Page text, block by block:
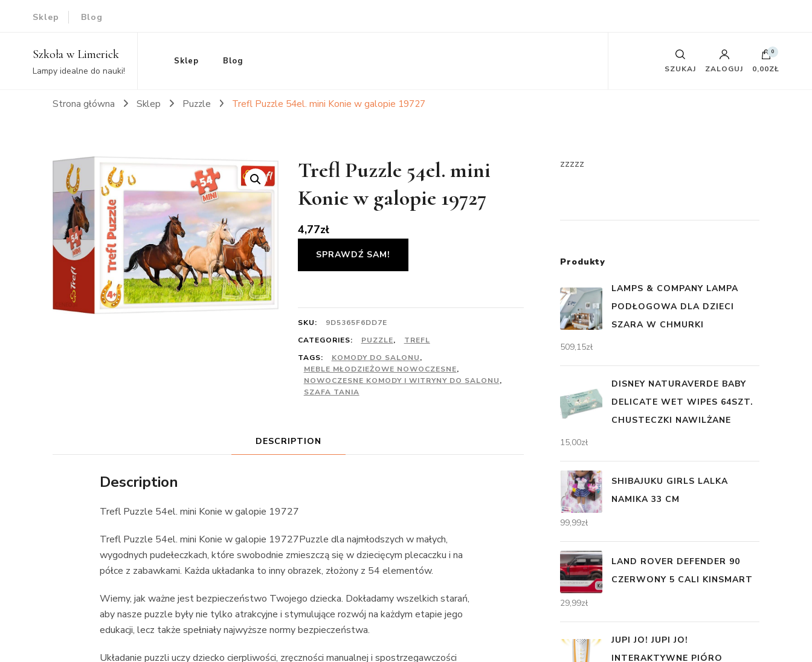
Sklep Blog
Szkoła w Limerick
Lampy idealne do nauki!
Sklep Blog
SZUKAJ ZALOGUJ
0
0,00ZŁ
Strona główna Sklep Puzzle Trefl Puzzle 54el. mini Konie w galopie 19727
Trefl Puzzle 54el. mini
Konie w galopie 19727
4,77zł
SPRAWDŹ SAM!
SKU:
9D5365F6DD7E
CATEGORIES:
PUZZLE,
TREFL
TAGS:
KOMODY DO SALONU,
MEBLE MŁODZIEŻOWE NOWOCZESNE,
NOWOCZESNE KOMODY I WITRYNY DO SALONU,
SZAFA TANIA
DESCRIPTION
Description
Trefl Puzzle 54el. mini Konie w galopie 19727
Trefl Puzzle 54el. mini Konie w galopie 19727Puzzle dla najmłodszych w małych,
wygodnych pudełeczkach, które swobodnie zmieszczą się w dziecięcym plecaczku i na
półce z zabawkami. Każda układanka to inny obrazek, złożony z 54 elementów.
Wiemy, jak ważne jest bezpieczeństwo Twojego dziecka. Dokładamy wszelkich starań,
aby nasze puzzle były nie tylko atrakcyjne i stymulujące rozwój na każdym etapie jego
edukacji, lecz także spełniały najwyższe normy bezpieczeństwa.
Układanie puzzli uczy dziecko cierpliwości, zręczności manualnej i spostrzegawczości
zzzzz
Produkty
LAMPS & COMPANY LAMPA
PODŁOGOWA DLA DZIECI
SZARA W CHMURKI
509,15zł
DISNEY NATURAVERDE BABY
DELICATE WET WIPES 64SZT.
CHUSTECZKI NAWILŻANE
15,00zł
SHIBAJUKU GIRLS LALKA
NAMIKA 33 CM
99,99zł
LAND ROVER DEFENDER 90
CZERWONY 5 CALI KINSMART
29,99zł
JUPI JO! JUPI JO!
INTERAKTYWNE PIÓRO